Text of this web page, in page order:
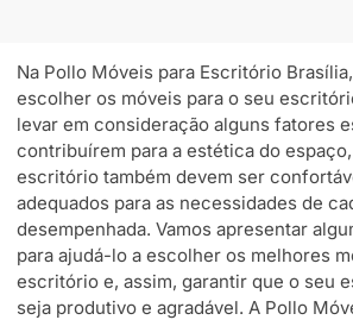
Na Pollo Móveis para Escritório
escolher os móveis para o seu
levar em consideração alguns fatores
contribuírem para a estética do
escritório também devem ser
adequados para as necessidades de
desempenhada. Vamos apresentar
para ajudá-lo a escolher os melhores
escritório e, assim, garantir que o seu
seja produtivo e agradável. A Pollo